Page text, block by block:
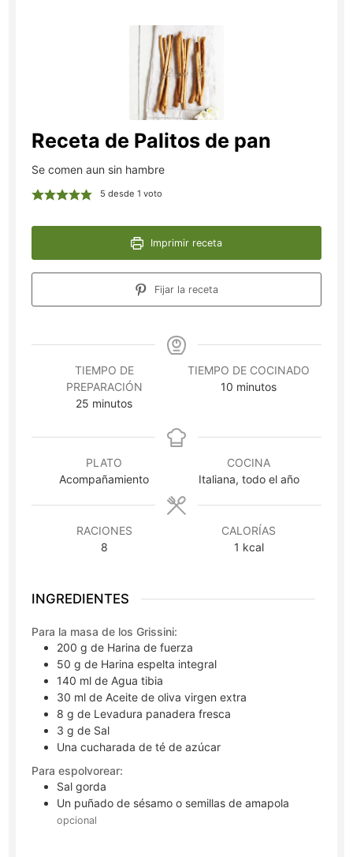
Receta de Palitos de pan
Se comen aun sin hambre
5 desde 1 voto
Imprimir receta
Fijar la receta
TIEMPO DE
PREPARACIÓN
25 minutos
minutos
TIEMPO DE COCINADO
10 minutos
minutos
PLATO
Acompañamiento
COCINA
Italiana, todo el año
RACIONES
8
CALORÍAS
1 kcal
INGREDIENTES
Para la masa de los Grissini:
200 g de Harina de fuerza
50 g de Harina espelta integral
140 ml de Agua tibia
30 ml de Aceite de oliva virgen extra
8 g de Levadura panadera fresca
3 g de Sal
Una cucharada de té de azúcar
Para espolvorear:
Sal gorda
Un puñado de sésamo o semillas de amapola
opcional